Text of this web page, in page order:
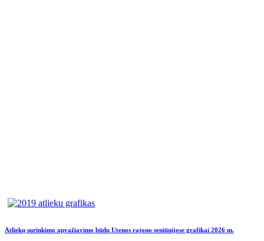
Atliekų surinkimo apvažiavimo būdu Utenos rajono seniūnijose grafikai 2026 m.